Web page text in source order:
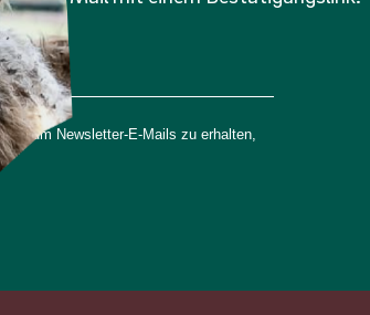
um Newsletter-E-Mails zu erhalten,